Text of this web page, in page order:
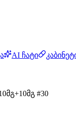
AI ჩატი